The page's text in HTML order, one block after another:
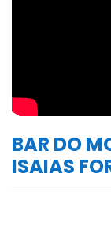
BAR DO
ISAIAS